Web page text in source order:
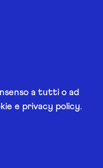
a tutti o ad
e privacy policy.